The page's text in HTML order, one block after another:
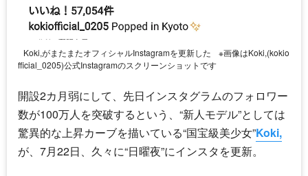
Koki,がまたまたオフィシャルInstagramを更新した
※画像はKoki,(kokio
fficial_0205)公式Instagramのスクリーンショットです
開設2カ月弱にして、先日インスタグラムのフォロワー
数が100万人を突破するという、“新人モデル”としては
驚異的な上昇カーブを描いている“国宝級美少女”Koki,
が、7月22日、久々に“日曜夜”にインスタを更新。